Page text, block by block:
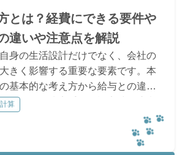
とは？経費にできる要件や
違いや注意点を解説
身の生活設計だけでなく、会社の
きく影響する重要な要素です。本
基本的な考え方から給与との違
具体的な決定手順、設定時の注意
算